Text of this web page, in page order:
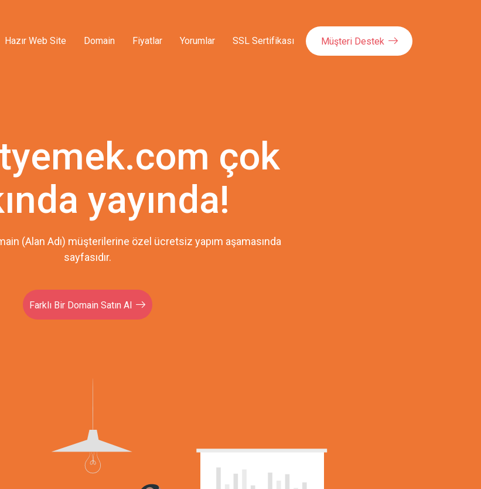
Hazır Web Site Domain Fiyatlar Yorumlar SSL Sertifikası Müşteri Destek
çok
yayında!
(Alan Adı) müşterilerine özel ücretsiz yapım aşamasında
sayfasıdır.
Farklı Bir Domain Satın Al